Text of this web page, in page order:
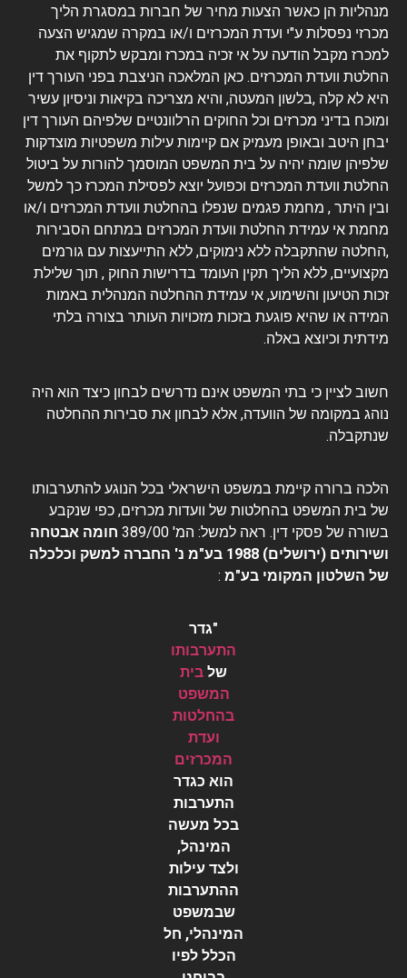
מנהליות הן כאשר הצעות מחיר של חברות במסגרת הליך
מכרזי נפסלות ע"י ועדת המכרזים ו/או במקרה שמגיש הצעה
למכרז מקבל הודעה על אי זכיה במכרז ומבקש לתקוף את
החלטת וועדת המכרזים. כאן המלאכה הניצבת בפני העורך דין
היא לא קלה ,בלשון המעטה, והיא מצריכה בקיאות וניסיון עשיר
ומוכח בדיני מכרזים וכל החוקים הרלוונטיים שלפיהם העורך דין
יבחן היטב ובאופן מעמיק אם קיימות עילות משפטיות מוצדקות
שלפיהן שומה יהיה על בית המשפט המוסמך להורות על ביטול
החלטת וועדת המכרזים וכפועל יוצא לפסילת המכרז כך למשל
ובין היתר , מחמת פגמים שנפלו בהחלטת וועדת המכרזים ו/או
מחמת אי עמידת החלטת וועדת המכרזים במתחם הסבירות
,החלטה שהתקבלה ללא נימוקים, ללא התייעצות עם גורמים
מקצועיים, ללא הליך תקין העומד בדרישות החוק , תוך שלילת
זכות הטיעון והשימוע, אי עמידת ההחלטה המנהלית באמות
המידה או שהיא פוגעת בזכות מזכויות העותר בצורה בלתי
מידתית וכיוצא באלה.
חשוב לציין כי בתי המשפט אינם נדרשים לבחון כיצד הוא היה
נוהג במקומה של הוועדה, אלא לבחון את סבירות ההחלטה
שנתקבלה.
הלכה ברורה קיימת במשפט הישראלי בכל הנוגע להתערבותו
של בית המשפט בהחלטות של וועדות מכרזים, כפי שנקבע
בשורה של פסקי דין. ראה למשל: המ' 389/00
חומה אבטחה
ושירותים (ירושלים) 1988 בע"מ נ' החברה למשק וכלכלה
של השלטון המקומי בע"מ :
"גדר
התערבותו
של בית
המשפט
בהחלטות
ועדת
המכרזים
הוא כגדר
התערבות
בכל מעשה
המינהל,
ולצד עילות
ההתערבות
שבמשפט
המינהלי, חל
הכלל לפיו